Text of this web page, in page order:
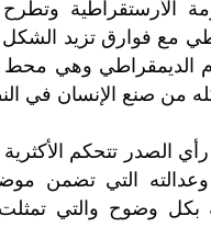
الأرستقراطية
مع فوارق تزيد
الديمقراطي وهي محط
من صنع الإنسان في
تتحكم الأكثرية في
التي تضمن
بكل وضوح والتي